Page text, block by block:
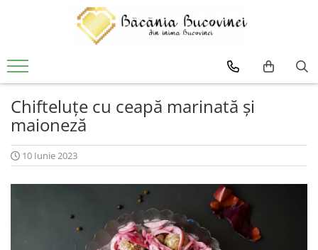
Zacusca
Desert
Muraturi si sosuri
Sirop
Chifteluțe cu ceapă marinată și
maioneză
10 Iunie 2023